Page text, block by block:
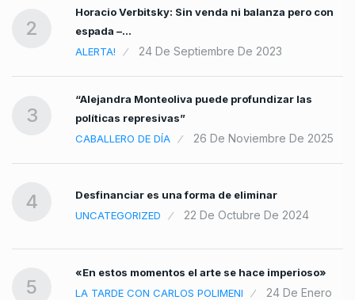
2
Horacio Verbitsky: Sin venda ni balanza pero con
espada –…
ALERTA!
24 De Septiembre De 2023
3
“Alejandra Monteoliva puede profundizar las
políticas represivas”
CABALLERO DE DÍA
26 De Noviembre De 2025
4
Desfinanciar es una forma de eliminar
UNCATEGORIZED
22 De Octubre De 2024
5
«En estos momentos el arte se hace imperioso»
LA TARDE CON CARLOS POLIMENI
24 De Enero